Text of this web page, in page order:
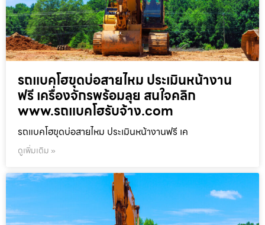
รถแบคโฮขุดบ่อสายไหม ประเมินหน้างาน
ฟรี เครื่องจักรพร้อมลุย สนใจคลิก
www.รถแบคโฮรับจ้าง.com
รถแบคโฮขุดบ่อสายไหม ประเมินหน้างานฟรี เค
ดูเพิ่มเติม »